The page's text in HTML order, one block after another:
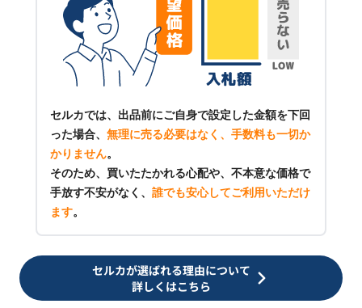
セルカでは、出品前にご自身で設定した金額を下回
った場合、 無理に売る必要はなく、手数料も一切か
かりません。
そのため、買いたたかれる心配や、不本意な価格で
手放す不安がなく、 誰でも安心してご利用いただけ
ます。
セルカが選ばれる理由について
詳しくはこちら